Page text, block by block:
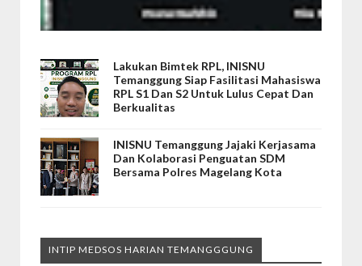
Lakukan Bimtek RPL, INISNU
Temanggung Siap Fasilitasi Mahasiswa
RPL S1 Dan S2 Untuk Lulus Cepat Dan
Berkualitas
INISNU Temanggung Jajaki Kerjasama
Dan Kolaborasi Penguatan SDM
Bersama Polres Magelang Kota
INTIP MEDSOS HARIAN TEMANGGGUNG